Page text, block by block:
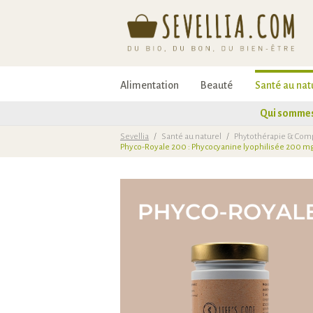
Alimentation Beauté Santé au
Qui
Sevellia / Santé au naturel /
Phytothérapie &
Phyco-Royale 200 : Phycocyanine lyophilisée 200